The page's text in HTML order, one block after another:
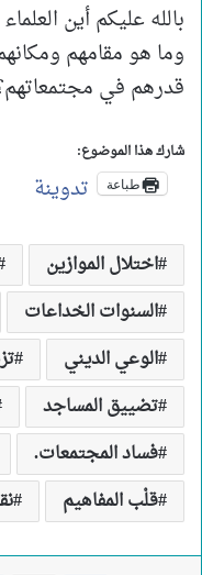
بالله عليكم أين
وما هو مقامهم
قدرهم في
شارك هذا الموضوع:
طباعة تدوينة
اختلال الموازين
السنوات الخداعات
الوعي الديني
تضييق المساجد
فساد المجتمعات.
قلْب المفاهيم